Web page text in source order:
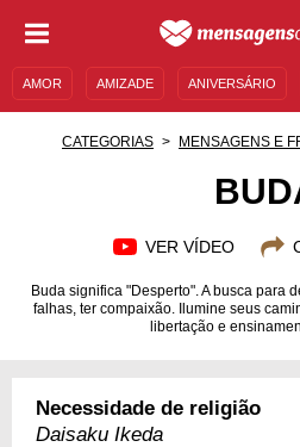
AMOR AMIZADE ANIVERSÁRIO
CATEGORIAS MENSAGENS E
VER VÍDEO
Buda significa "Desperto". A busca para
falhas, ter compaixão. Ilumine seus
libertação e
Necessidade de religião
Daisaku Ikeda